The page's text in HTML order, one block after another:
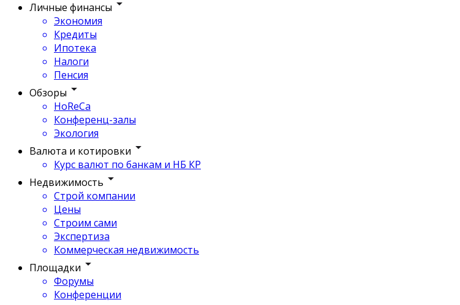
Личные финансы
Экономия
Кредиты
Ипотека
Налоги
Пенсия
Обзоры
HoReCa
Конференц-залы
Экология
Валюта и котировки
Курс валют по банкам и НБ КР
Недвижимость
Строй компании
Цены
Строим сами
Экспертиза
Коммерческая недвижимость
Площадки
Форумы
Конференции